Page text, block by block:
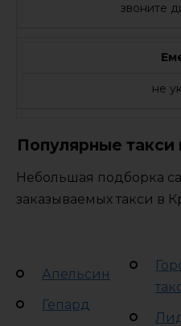
звоните
не
Популярные такси
Небольшая подборка
заказываемых такси в
Апельсин
Гепард